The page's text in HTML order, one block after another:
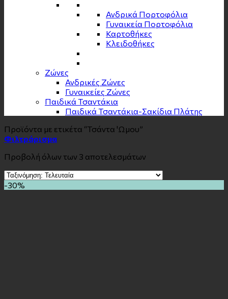
Ανδρικά Πορτοφόλια
Γυναικεία Πορτοφόλια
Καρτοθήκες
Κλειδοθήκες
Zώνες
Ανδρικές Ζώνες
Γυναικείες Ζώνες
Παιδικά Τσαντάκια
Παιδικά Τσαντάκια-Σακίδια Πλάτης
Προϊόντα με ετικέτα “Τσάντα 'Ωμου”
Φιλτράρισμα
Προβολή όλων των 3 αποτελεσμάτων
-30%